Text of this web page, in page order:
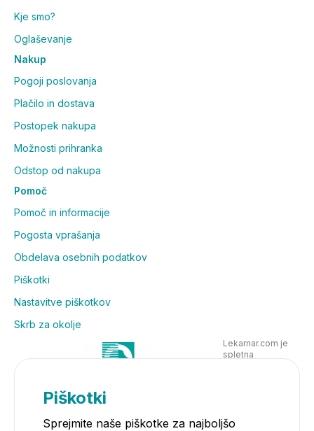
Kje smo?
Oglaševanje
Nakup
Pogoji poslovanja
Plačilo in dostava
Postopek nakupa
Možnosti prihranka
Odstop od nakupa
Pomoč
Pomoč in informacije
Pogosta vprašanja
Obdelava osebnih podatkov
Piškotki
Nastavitve piškotkov
Skrb za okolje
Lekarnar.com je
spletna
Piškotki
Sprejmite naše piškotke za najboljšo